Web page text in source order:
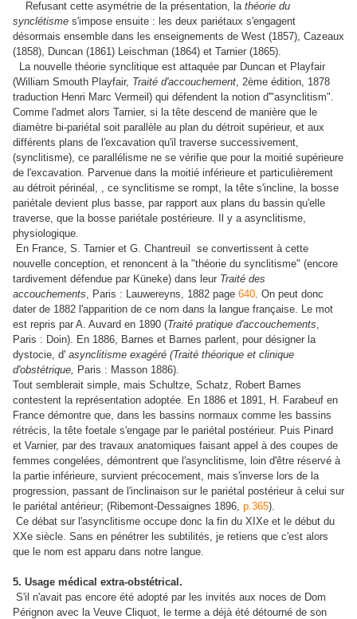
Refusant cette asymétrie de la présentation, la théorie du
synclétisme s'impose ensuite : les deux pariétaux s'engagent
désormais ensemble dans les enseignements de West (1857), Cazeaux
(1858), Duncan (1861) Leischman (1864) et Tarnier (1865).
La nouvelle théorie synclitique est attaquée par Duncan et Playfair
(William Smouth Playfair, Traité d'accouchement, 2ème édition, 1878
traduction Henri Marc Vermeil) qui défendent la notion d'"asynclitism".
Comme l'admet alors Tarnier, si la tête descend de manière que le
diamètre bi-pariétal soit parallèle au plan du détroit supérieur, et aux
différents plans de l'excavation qu'il traverse successivement,
(synclitisme), ce parallélisme ne se vérifie que pour la moitié supérieure
de l'excavation. Parvenue dans la moitié inférieure et particulièrement
au détroit périnéal, , ce synclitisme se rompt, la tête s'incline, la bosse
pariétale devient plus basse, par rapport aux plans du bassin qu'elle
traverse, que la bosse pariétale postérieure. Il y a asynclitisme,
physiologique.
En France, S. Tarnier et G. Chantreuil se convertissent à cette
nouvelle conception, et renoncent à la "théorie du synclitisme" (encore
tardivement défendue par Küneke) dans leur Traité des
accouchements, Paris : Lauwereyns, 1882 page 640. On peut donc
dater de 1882 l'apparition de ce nom dans la langue française. Le mot
est repris par A. Auvard en 1890 (Traité pratique d'accouchements,
Paris : Doin). En 1886, Barnes et Barnes parlent, pour désigner la
dystocie, d' asynclitisme exagéré (Traité théorique et clinique
d'obstétrique, Paris : Masson 1886).
Tout semblerait simple, mais Schultze, Schatz, Robert Barnes
contestent la représentation adoptée. En 1886 et 1891, H. Farabeuf en
France démontre que, dans les bassins normaux comme les bassins
rétrécis, la tête foetale s'engage par le pariétal postérieur. Puis Pinard
et Varnier, par des travaux anatomiques faisant appel à des coupes de
femmes congelées, démontrent que l'asynclitisme, loin d'être réservé à
la partie inférieure, survient précocement, mais s'inverse lors de la
progression, passant de l'inclinaison sur le pariétal postérieur à celui sur
le pariétal antérieur; (Ribemont-Dessaignes 1896, p.365).
Ce débat sur l'asynclitisme occupe donc la fin du XIXe et le début du
XXe siècle. Sans en pénétrer les subtilités, je retiens que c'est alors
que le nom est apparu dans notre langue.
5. Usage médical extra-obstétrical.
S'il n'avait pas encore été adopté par les invités aux noces de Dom
Pérignon avec la Veuve Cliquot, le terme a déjà été détourné de son